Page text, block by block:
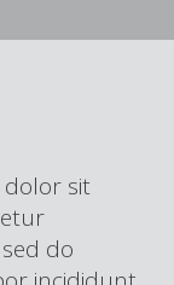
dolor sit
do